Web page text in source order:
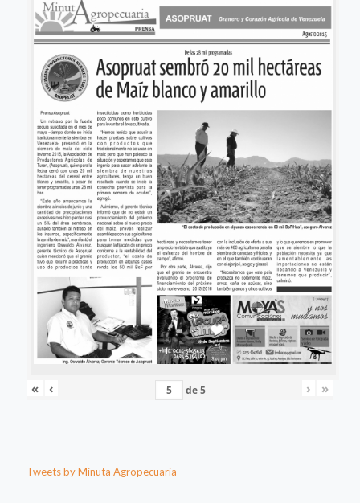
« ‹ de5 › »
Tweets by Minuta Agropecuaria